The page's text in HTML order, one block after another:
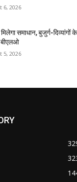
6, 2026
समाधान, बुजुर्ग-दिव्यांगों
5, 2026